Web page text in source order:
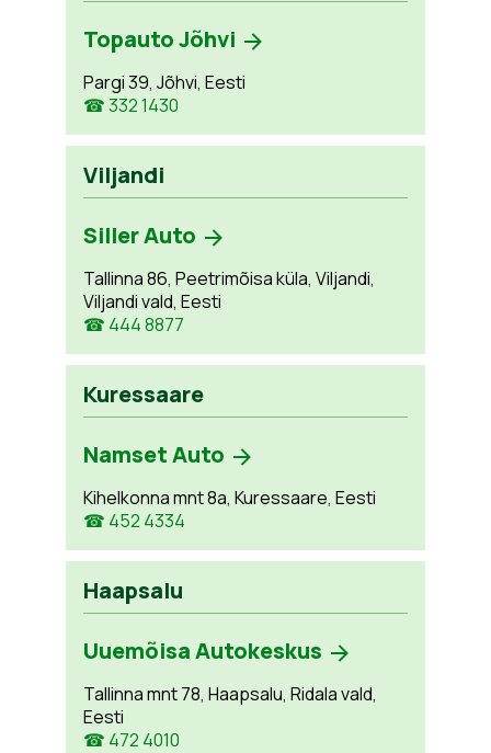
Topauto Jõhvi
Pargi 39, Jõhvi, Eesti
☎ 332 1430
Viljandi
Siller Auto
Tallinna 86, Peetrimõisa küla, Viljandi,
Viljandi vald, Eesti
☎ 444 8877
Kuressaare
Namset Auto
Kihelkonna mnt 8a, Kuressaare, Eesti
☎ 452 4334
Haapsalu
Uuemõisa Autokeskus
Tallinna mnt 78, Haapsalu, Ridala vald,
Eesti
☎ 472 4010